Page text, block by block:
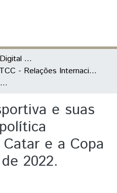
UNILA | Biblioteca Digital de Trabalhos de Conclusão de Curso
TCC - Relações Internacionais e Integração
A diplomacia esportiva e suas implicações na política internacional: o Catar e a Copa do Mundo FIFA de 2022.
e suas
e a Copa
2022.